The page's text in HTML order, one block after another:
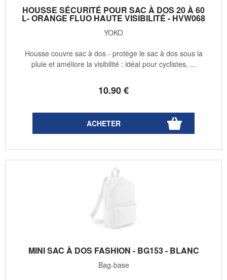
HOUSSE SÉCURITÉ POUR SAC À DOS 20 À 60
L- ORANGE FLUO HAUTE VISIBILITÉ - HVW068
YOKO
10.90€
Housse couvre sac à dos - protège le sac à dos sous la
pluie et améliore la visibilité : idéal pour cyclistes, ...
MINI SAC À DOS FASHION - BG153 - BLANC
Bag-base